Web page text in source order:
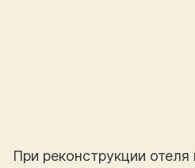
При реконструкции